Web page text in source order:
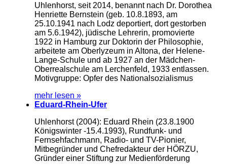
Uhlenhorst, seit 2014, benannt nach Dr. Dorothea
Henriette Bernstein (geb. 10.8.1893, am
25.10.1941 nach Lodz deportiert, dort gestorben
am 5.6.1942), jüdische Lehrerin, promovierte
1922 in Hamburg zur Doktorin der Philosophie,
arbeitete am Oberlyzeum in Altona, der Helene-
Lange-Schule und ab 1927 an der Mädchen-
Oberrealschule am Lerchenfeld, 1933 entlassen.
Motivgruppe: Opfer des Nationalsozialismus
mehr lesen »
Eduard-Rhein-Ufer
Uhlenhorst (2004): Eduard Rhein (23.8.1900
Königswinter -15.4.1993), Rundfunk- und
Fernsehfachmann, Radio- und TV-Pionier,
Mitbegründer und Chefredakteur der HÖRZU,
Gründer einer Stiftung zur Medienförderung